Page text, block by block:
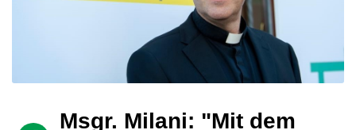
Msgr. Milani: "Mit dem